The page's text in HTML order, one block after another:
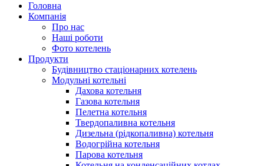
Головна
Компанія
Про нас
Наші роботи
Фото котелень
Продукти
Будівництво стаціонарних котелень
Модульні котельні
Дахова котельня
Газова котельня
Пелетна котельня
Твердопаливна котельня
Дизельна (рідкопаливна) котельня
Водогрійна котельня
Парова котельня